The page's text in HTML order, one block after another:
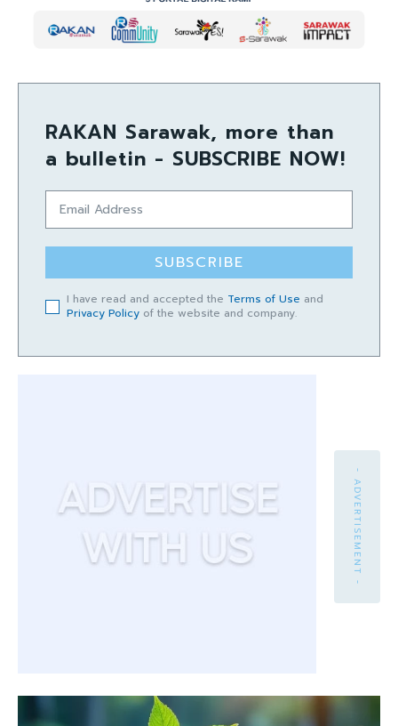
RAKAN Sarawak, more than
a bulletin - SUBSCRIBE NOW!
SUBSCRIBE
I have read and accepted the Terms of Use and
Privacy Policy of the website and company.
- ADVERTISEMENT -